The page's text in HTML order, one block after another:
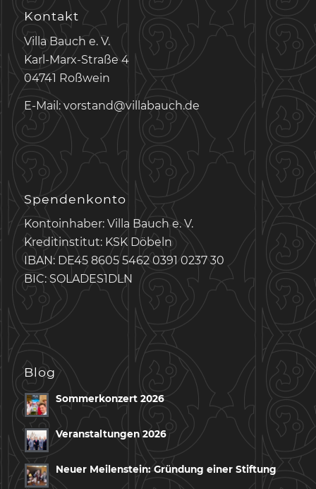
Kontakt
Villa Bauch e. V.
Karl-Marx-Straße 4
04741 Roßwein
E-Mail: vorstand@villabauch.de
Spendenkonto
Kontoinhaber: Villa Bauch e. V.
Kreditinstitut: KSK Döbeln
IBAN: DE45 8605 5462 0391 0237 30
BIC: SOLADES1DLN
Blog
Sommerkonzert 2026
Veranstaltungen 2026
Neuer Meilenstein: Gründung einer Stiftung